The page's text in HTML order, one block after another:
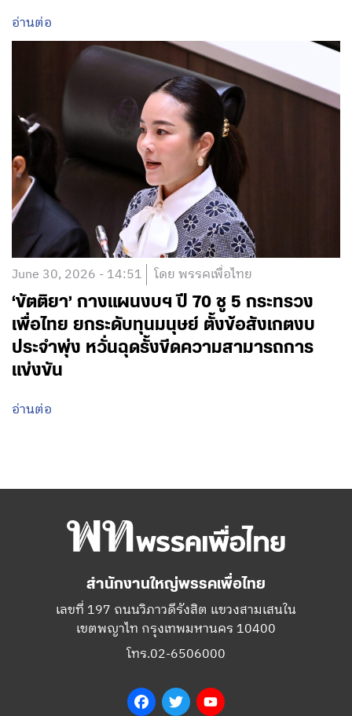
อ่านต่อ
June 30, 2026 - 14:51 โดย พรรคเพื่อไทย
‘ขัตติยา’ กางแผนงบฯ ปี 70 ชู 5 กระทรวง
เพื่อไทย ยกระดับทุนมนุษย์ ตั้งข้อสังเกตงบ
ประจำพุ่ง หวั่นฉุดรั้งขีดความสามารถการ
แข่งขัน
อ่านต่อ
สำนักงานใหญ่พรรคเพื่อไทย
เลขที่ 197 ถนนวิภาวดีรังสิต แขวงสามเสนใน
เขตพญาไท กรุงเทพมหานคร 10400
โทร.02-6506000
FacebookTwitter